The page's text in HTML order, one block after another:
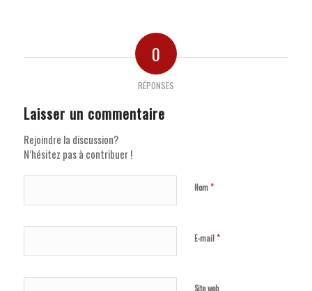
0
RÉPONSES
Laisser un commentaire
Rejoindre la discussion?
N’hésitez pas à contribuer !
Nom*
E-mail*
Site web